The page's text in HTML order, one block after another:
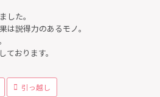
した。
は説得力のあるモノ。
おります。
引っ越し